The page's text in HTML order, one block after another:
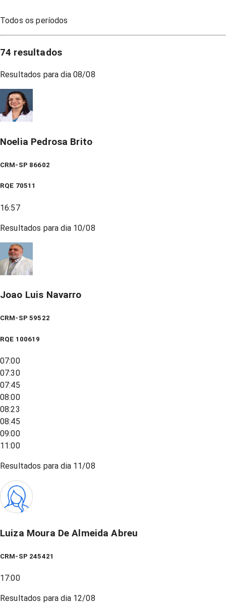
Todos os períodos
74 resultados
Resultados para dia08/08
Noelia Pedrosa Brito
CRM-SP 86602
RQE 70511
16:57
Resultados para dia 10/08
Joao Luis Navarro
CRM-SP 59522
RQE 100619
07:00
07:30
07:45
08:00
08:23
08:45
09:00
11:00
Resultados para dia 11/08
Luiza Moura De Almeida Abreu
CRM-SP 245421
17:00
Resultados para dia 12/08